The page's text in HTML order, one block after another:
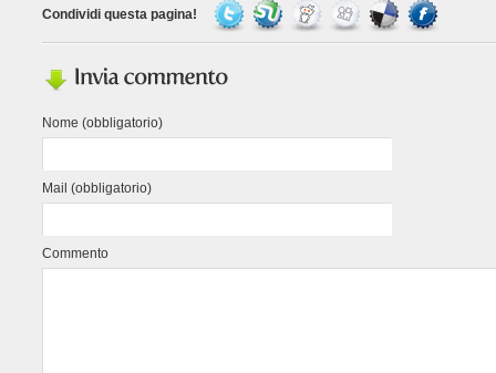
Condividi questa pagina!
Nome (obbligatorio)
Mail (obbligatorio)
Commento